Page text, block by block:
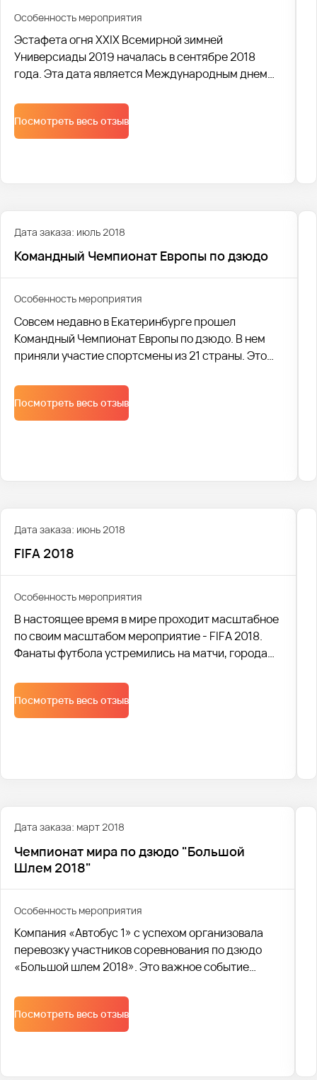
Особенность мероприятия
Эстафета огня XXIX Всемирной зимней
Универсиады 2019 началась в сентябре 2018
года. Эта дата является Международным днем
факелоносцами был пронесен огонь
Универсиады более, чем по 30 городам России.
Посмотреть весь отзыв
Дата заказа: июль 2018
Командный Чемпионат Европы по дзюдо
Особенность мероприятия
Совсем недавно в Екатеринбурге прошел
Командный Чемпионат Европы по дзюдо. В нем
приняли участие спортсмены из 21 страны. Это
многочисленные гости и участники.
Осуществление транспортных перевозок взяла
на себя компания Автобус1.
Посмотреть весь отзыв
Дата заказа: июнь 2018
FIFA 2018
Особенность мероприятия
В настоящее время в мире проходит масштабное
по своим масштабом мероприятие - FIFA 2018.
Фанаты футбола устремились на матчи, города
событием необходима качественная перевозка и
наличие комфортабельного сервиса.
Посмотреть весь отзыв
Дата заказа: март 2018
Чемпионат мира по дзюдо "Большой
Шлем 2018"
Особенность мероприятия
Компания «Автобус 1» с успехом организовала
перевозку участников соревнования по дзюдо
«Большой шлем 2018». Это важное событие
и наша команда обеспечила им комфортный и
безопасный трансфер.
Посмотреть весь отзыв